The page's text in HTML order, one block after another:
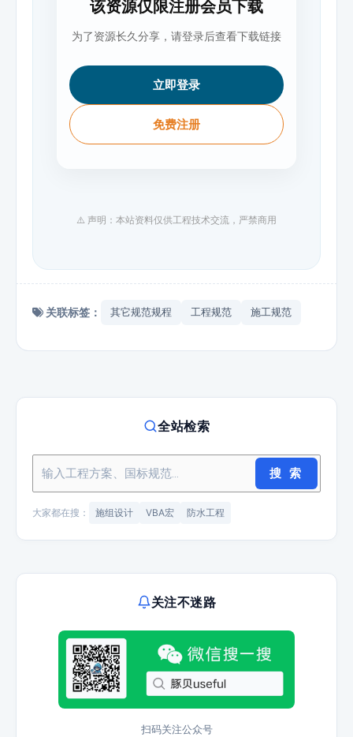
该资源仅限注册会员下载
为了资源长久分享，请登录后查看下载链接
立即登录
免费注册
⚠️ 声明：本站资料仅供工程技术交流，严禁商用
关联标签： 其它规范规程 工程规范 施工规范
全站检索
搜 索
大家都在搜： 施组设计 VBA宏 防水工程
关注不迷路
扫码关注公众号